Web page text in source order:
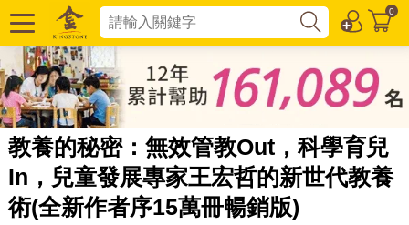
0
教養的秘密：無效管教Out，科學育兒
In，兒童發展專家王宏哲的新世代教養
術(全新作者序15萬冊暢銷版)